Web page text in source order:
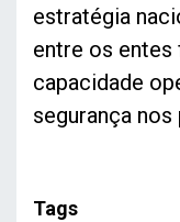
estratégia
entre os
capacidade
segurança
Tags